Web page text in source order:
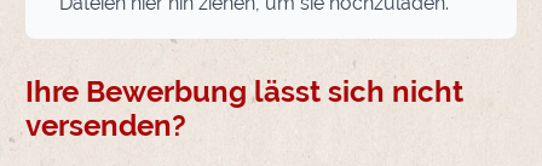
Ihre Bewerbung lässt sich nicht
versenden?